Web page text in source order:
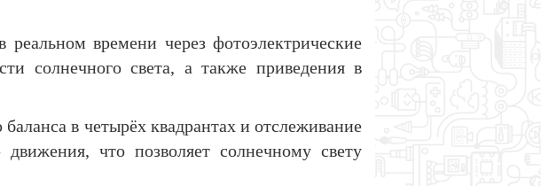
времени через фотоэлектрические
солнечного света, а также приведения в
в четырёх квадрантах и отслеживание
движения, что позволяет солнечному свету